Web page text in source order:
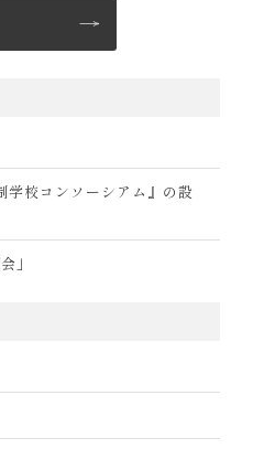
学校コンソーシアム』の設
」